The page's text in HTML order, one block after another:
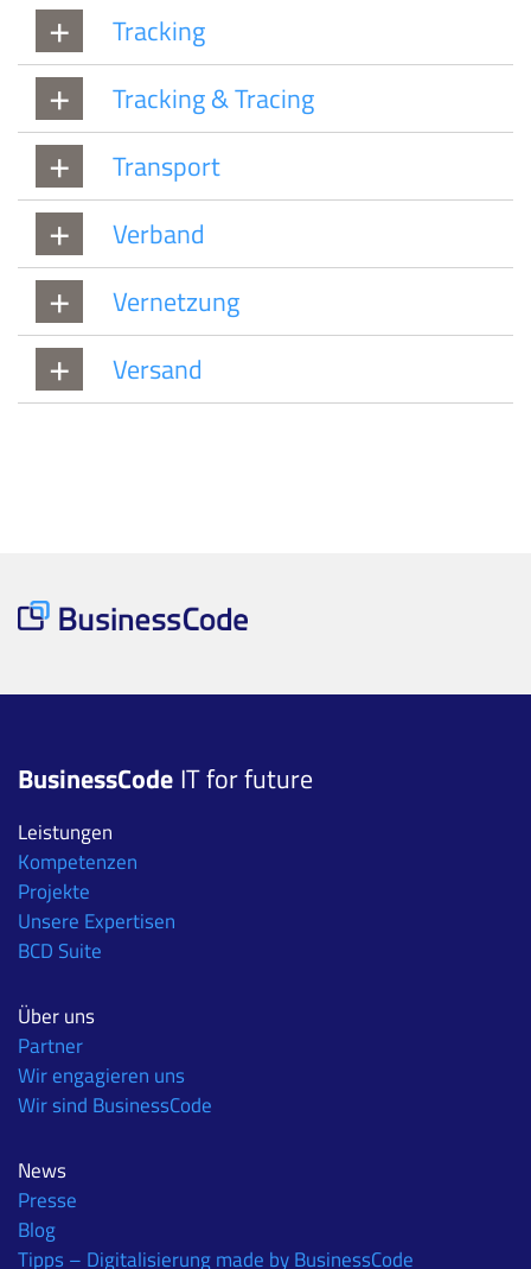
Tracking
Tracking & Tracing
Transport
Verband
Vernetzung
Versand
BusinessCode IT for future
Leistungen
Kompetenzen
Projekte
Unsere Expertisen
BCD Suite
Über uns
Partner
Wir engagieren uns
Wir sind BusinessCode
News
Presse
Blog
Tipps – Digitalisierung made by BusinessCode